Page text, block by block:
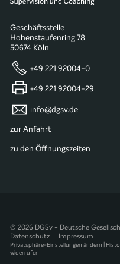
Geschäftsstelle
Hohenstaufenring 78
50674 Köln
+49 221 92004-0
+49 221 92004-29
info@dgsv.de
zur Anfahrt
zu den Öffnungszeiten
© 2026 DGSv - Deutsche
Datenschutz
Impressum
Privatsphäre-Einstellungen ändern |
widerrufen